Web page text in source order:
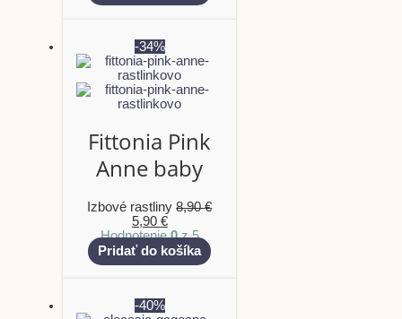
-34%
Fittonia Pink
Anne baby
Izbové rastliny8,90€
5,90 €
Hodnotenie0z 5
Pridať do košíka
-40%